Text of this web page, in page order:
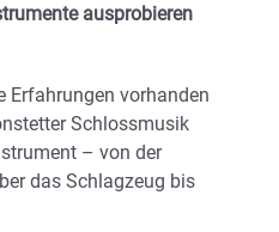
ausprobieren
Erfahrungen vorhanden
Schlossmusik
– von der
das Schlagzeug bis